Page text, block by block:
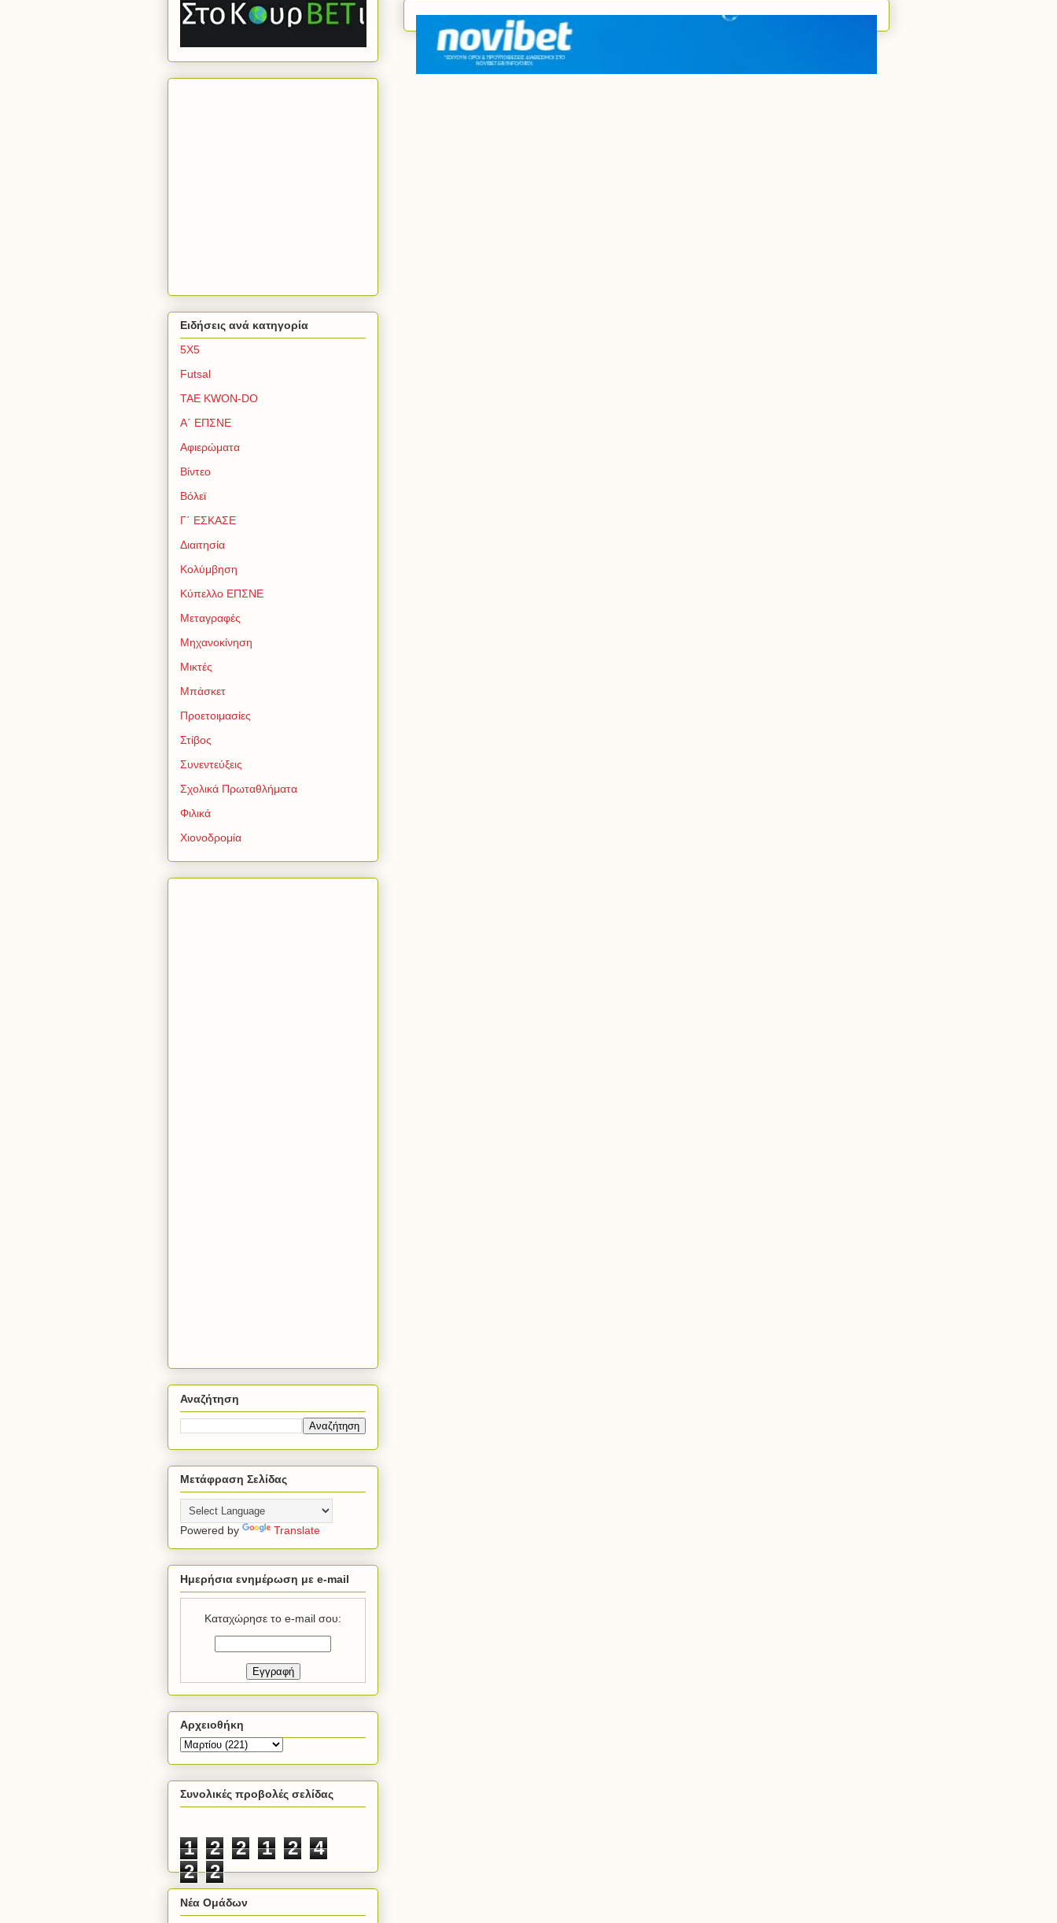
Ειδήσεις ανά κατηγορία
5Χ5
Futsal
TAE KWON-DO
Α΄ ΕΠΣΝΕ
Αφιερώματα
Βίντεο
Βόλεϊ
Γ΄ ΕΣΚΑΣΕ
Διαιτησία
Κολύμβηση
Κύπελλο ΕΠΣΝΕ
Μεταγραφές
Μηχανοκίνηση
Μικτές
Μπάσκετ
Προετοιμασίες
Στίβος
Συνεντεύξεις
Σχολικά Πρωταθλήματα
Φιλικά
Χιονοδρομία
Αναζήτηση
Μετάφραση Σελίδας
Powered by Translate
Ημερήσια ενημέρωση με e-mail
Καταχώρησε το e-mail σου:
Αρχειοθήκη
Συνολικές προβολές σελίδας
1 2 2 1 2
4
2
2
Νέα Ομάδων